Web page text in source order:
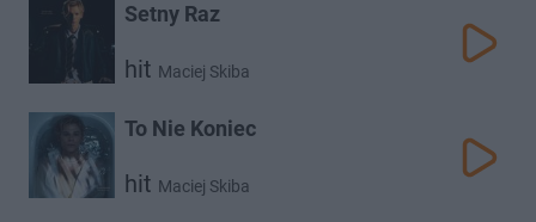
Setny Raz
hit Maciej Skiba
To Nie Koniec
hit Maciej Skiba